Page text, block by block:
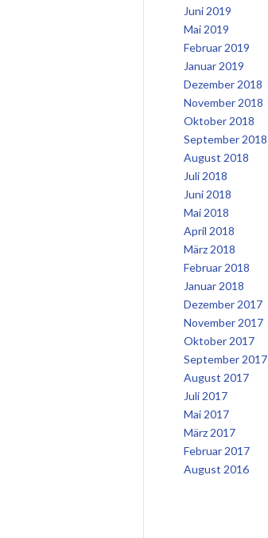
Juni 2019
Mai 2019
Februar 2019
Januar 2019
Dezember 2018
November 2018
Oktober 2018
September 2018
August 2018
Juli 2018
Juni 2018
Mai 2018
April 2018
März 2018
Februar 2018
Januar 2018
Dezember 2017
November 2017
Oktober 2017
September 2017
August 2017
Juli 2017
Mai 2017
März 2017
Februar 2017
August 2016